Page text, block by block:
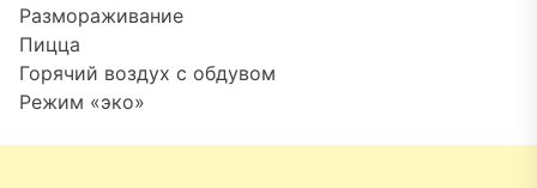
Размораживание
Пицца
Горячий воздух с обдувом
Режим «эко»